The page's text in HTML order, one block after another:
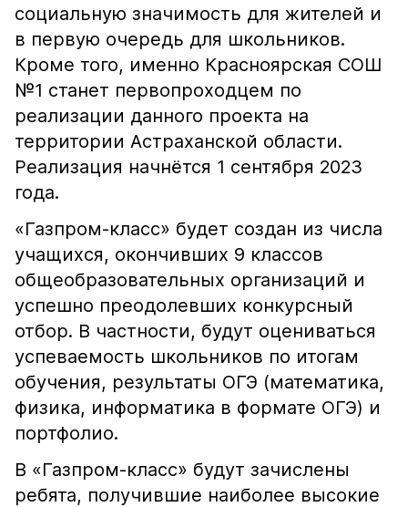
социальную значимость для жителей и
в первую очередь для школьников.
Кроме того, именно Красноярская СОШ
№1 станет первопроходцем по
реализации данного проекта на
территории Астраханской области.
Реализация начнётся 1 сентября 2023
года.
«Газпром-класс» будет создан из числа
учащихся, окончивших 9 классов
общеобразовательных организаций и
успешно преодолевших конкурсный
отбор. В частности, будут оцениваться
успеваемость школьников по итогам
обучения, результаты ОГЭ (математика,
физика, информатика в формате ОГЭ) и
портфолио.
В «Газпром-класс» будут зачислены
ребята, получившие наиболее высокие